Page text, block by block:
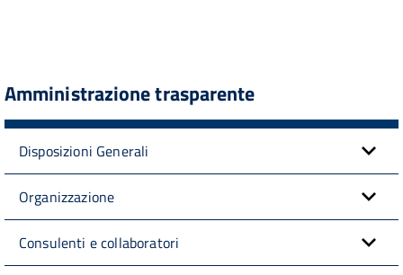
Amministrazione trasparente
Disposizioni Generali
Organizzazione
Consulenti e collaboratori